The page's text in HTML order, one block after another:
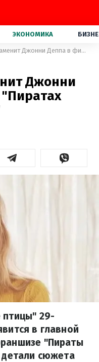
ЭКОНОМИКА
Марго Робби заменит Джонни Деппа в фильме о "Пиратах Карибского моря"
Джонни
29-
в главной
"Пираты
сюжета